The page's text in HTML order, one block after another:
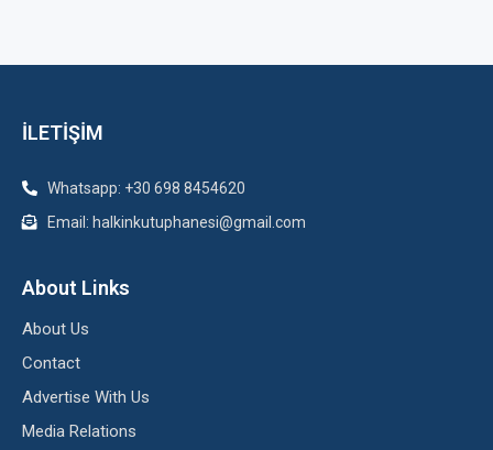
İLETİŞİM
Whatsapp: +30 698 8454620
Email: halkinkutuphanesi@gmail.com
About Links
About Us
Contact
Advertise With Us
Media Relations